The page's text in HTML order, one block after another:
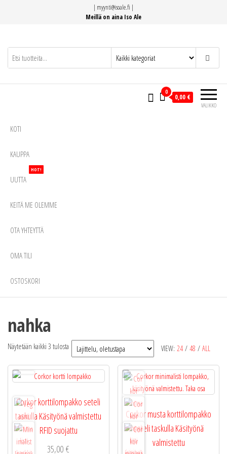
| myynti@isoale.fi |
Meillä on aina Iso Ale
VALIKKO
0
0,00 €
KOTI
KAUPPA
UUTTA
HOT!
KEITÄ ME OLEMME
OTA YHTEYTTÄ
OMA TILI
OSTOSKORI
nahka
VIEW: 24 / 48 / ALL
Näytetään kaikki 3 tulosta
Corkor korttilompakko seteli
taskulla Käsityönä valmistettu
RFID suojattu
35,00€
Corkor musta korttilompakko
seteli taskulla Käsityönä
valmistettu